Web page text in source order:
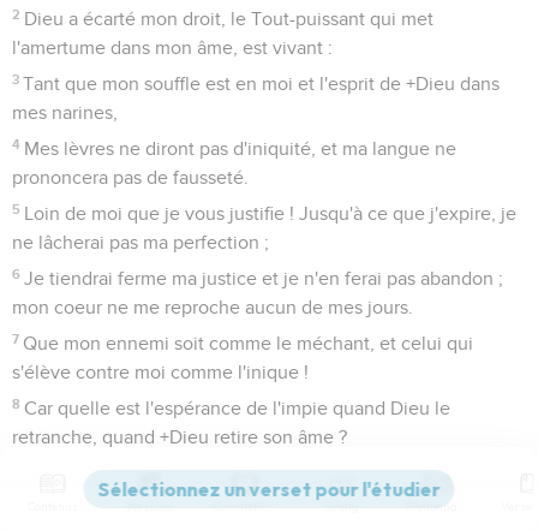
2 Dieu a écarté mon droit, le Tout-puissant qui met
l'amertume dans mon âme, est vivant :
3 Tant que mon souffle est en moi et l'esprit de +Dieu dans
mes narines,
4 Mes lèvres ne diront pas d'iniquité, et ma langue ne
prononcera pas de fausseté.
5 Loin de moi que je vous justifie ! Jusqu'à ce que j'expire, je
ne lâcherai pas ma perfection ;
6 Je tiendrai ferme ma justice et je n'en ferai pas abandon ;
mon coeur ne me reproche aucun de mes jours.
7 Que mon ennemi soit comme le méchant, et celui qui
s'élève contre moi comme l'inique !
8 Car quelle est l'espérance de l'impie quand Dieu le
retranche, quand +Dieu retire son âme ?
Dieu entendra-t-il son cri quand la détresse viendra sur lui ?
Trouvera-t-il ses délices dans le Tout-puissant ? Invoquera-
Versions Commentaires Strong